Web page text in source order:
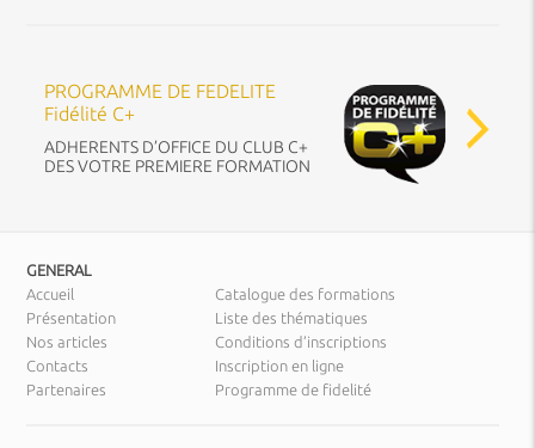
PROGRAMME DE FEDELITE
Fidélité C+
ADHERENTS D’OFFICE DU CLUB C+
DES VOTRE PREMIERE FORMATION
GENERAL
Accueil
Présentation
Nos articles
Contacts
Partenaires
Catalogue des formations
Liste des thématiques
Conditions d’inscriptions
Inscription en ligne
Programme de fidelité